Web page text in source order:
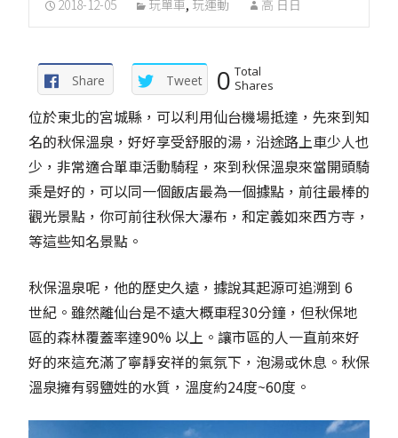
2018-12-05 玩單車, 玩運動 高 日日
Share Tweet 0 Total
Shares
位於東北的宮城縣，可以利用仙台機場抵達，先來到知
名的秋保溫泉，好好享受舒服的湯，沿途路上車少人也
少，非常適合單車活動騎程，來到秋保溫泉來當開頭騎
乘是好的，可以同一個飯店最為一個據點，前往最棒的
觀光景點，你可前往秋保大瀑布，和定義如來西方寺，
等這些知名景點。
秋保溫泉呢，他的歷史久遠，據說其起源可追溯到 6
世紀。雖然離仙台是不遠大概車程30分鐘，但秋保地
區的森林覆蓋率達90% 以上。讓市區的人一直前來好
好的來這充滿了寧靜安祥的氣氛下，泡湯或休息。秋保
溫泉擁有弱鹽姓的水質，溫度約24度~60度。